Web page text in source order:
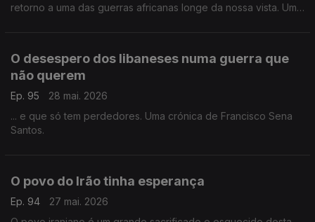
retorno a uma das guerras africanas longe da nossa vista. Uma
O desespero dos libaneses numa guerra que
não querem
Ep. 95
28 mai. 2026
... e que só tem perdedores. Uma crónica de Francisco Sena
Santos.
O povo do Irão tinha esperança
Ep. 94
27 mai. 2026